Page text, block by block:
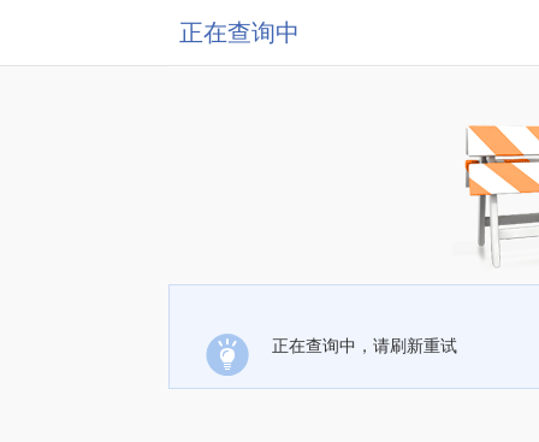
正在查询中
正在查询中，请刷新重试